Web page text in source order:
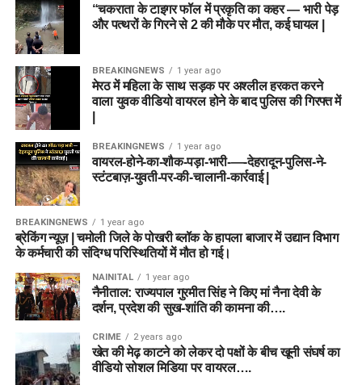
“चकराता के टाइगर फॉल में प्रकृति का कहर — भारी पेड़
और पत्थरों के गिरने से 2 की मौके पर मौत, कई घायल |
BREAKINGNEWS 1 year ago
मेरठ में महिला के साथ सड़क पर अश्लील हरकत करने
वाला युवक वीडियो वायरल होने के बाद पुलिस की गिरफ्त में
BREAKINGNEWS 1 year ago
वायरल-होने-का-शौक-पड़ा-भारी-—-देहरादून-पुलिस-ने-
स्टंटबाज़-युवती-पर-की-चालानी-कार्रवाई |
BREAKINGNEWS 1 year ago
ब्रेकिंग न्यूज़ | चमोली जिले के पोखरी ब्लॉक के हापला बाजार में उद्यान विभाग
के कर्मचारी की संदिग्ध परिस्थितियों में मौत हो गई।
NAINITAL 1 year ago
नैनीताल: राज्यपाल गुरमीत सिंह ने किए मां नैना देवी के
दर्शन, प्रदेश की सुख-शांति की कामना की….
CRIME 2 years ago
खेत की मेढ़ काटने को लेकर दो पक्षों के बीच खूनी संघर्ष का
वीडियो सोशल मिडिया पर वायरल….